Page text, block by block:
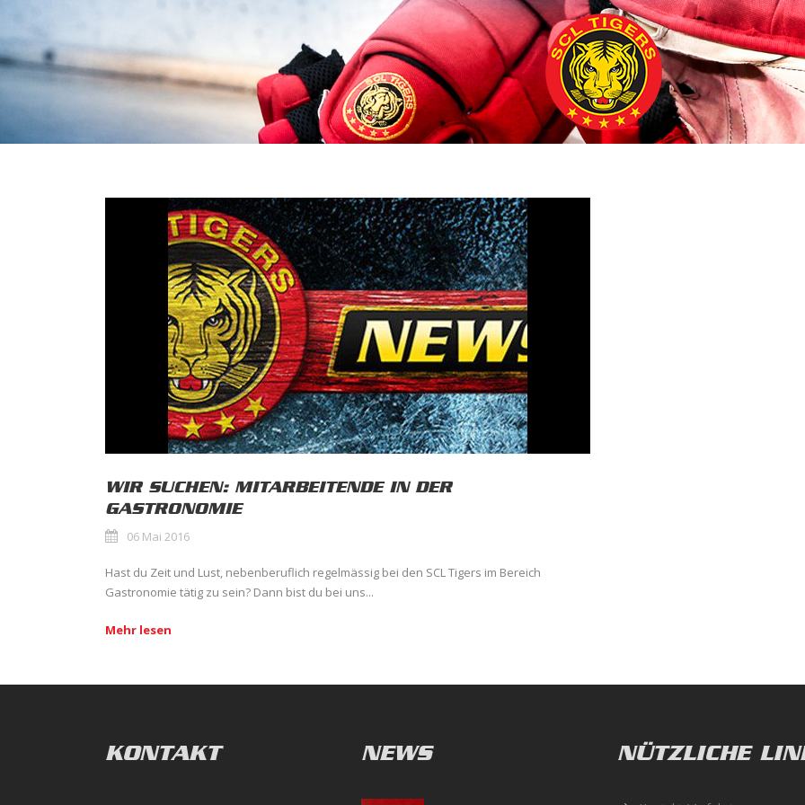
WIR SUCHEN: MITARBEITENDE IN DER
GASTRONOMIE
06 Mai 2016
Hast du Zeit und Lust, nebenberuflich regelmässig bei den SCL Tigers im Bereich
Gastronomie tätig zu sein? Dann bist du bei uns...
Mehr lesen
KONTAKT NEWS NÜTZLICHE